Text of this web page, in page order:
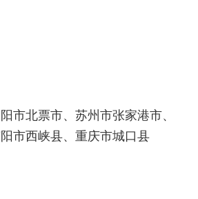
市北票市、苏州市张家港市、
市西峡县、重庆市城口县